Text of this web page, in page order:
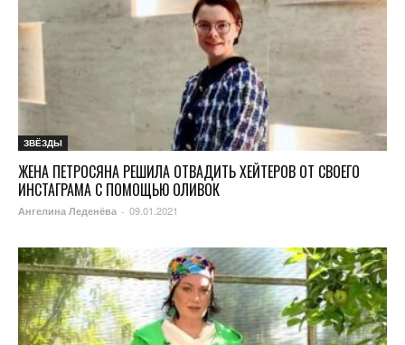
ЗВЁЗДЫ
ЖЕНА ПЕТРОСЯНА РЕШИЛА ОТВАДИТЬ ХЕЙТЕРОВ ОТ СВОЕГО
ИНСТАГРАМА С ПОМОЩЬЮ ОЛИВОК
Ангелина Леденёва - 09.01.2021